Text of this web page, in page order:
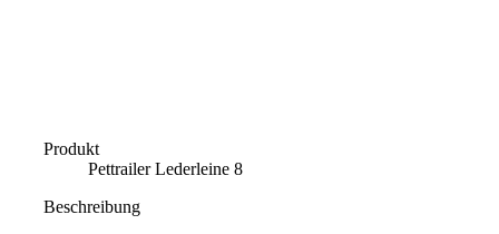
Produkt
Pettrailer Lederleine 8
Beschreibung